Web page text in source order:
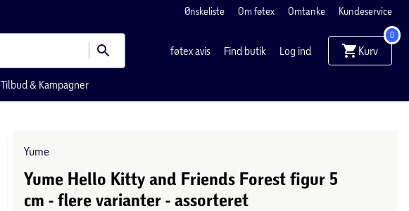
Ønskeliste Om føtex Omtanke Kundeservice
føtex avis Find butik Log ind Kurv
0
Tilbud & Kampagner
Yume
Yume Hello Kitty and Friends Forest figur 5
cm - flere varianter - assorteret